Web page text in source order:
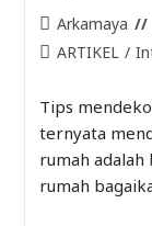
Arkamaya
ARTIKEL /
Tips
ternyata
rumah adalah
rumah